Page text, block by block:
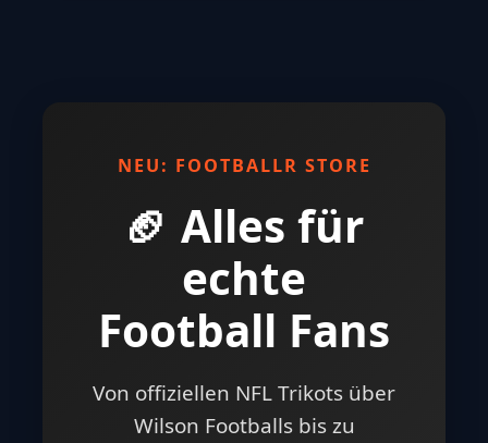
NEU: FOOTBALLR STORE
🏈 Alles für
echte
Football Fans
Von offiziellen NFL Trikots über
Wilson Footballs bis zu